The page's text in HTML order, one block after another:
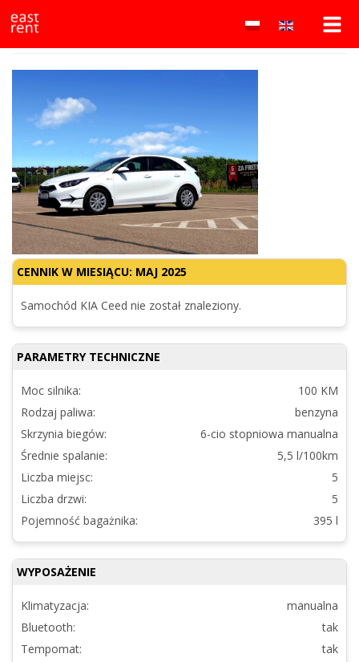
Wypożyczalnia
samochodów
Białystok
east
rent
rent
samochodów
Białymstoku
oferująca
auta
osobowe
dostawcze
atrakcyjnych
cenach.
Wynajem
kaucji!
Najtańsza
wypożyczalnia
Białymstoku.
Oferujemy
wynajem
osobowych,
posiadamy
najwjększy
wybór
dostępnych
wypożyczenia
KIA Ceed
CENNIK W MIESIĄCU: MAJ 2025
Samochód KIA Ceed nie został znaleziony.
PARAMETRY TECHNICZNE
Moc silnika:
100 KM
Rodzaj paliwa:
benzyna
Skrzynia biegów:
6-cio stopniowa manualna
Średnie spalanie:
5,5 l/100km
Liczba miejsc:
5
Liczba drzwi:
5
Pojemność bagażnika:
395 l
WYPOSAŻENIE
Klimatyzacja:
manualna
Bluetooth:
tak
Tempomat:
tak